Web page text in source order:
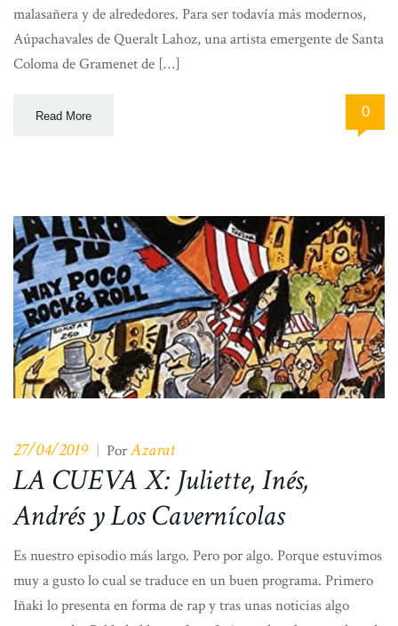
malasañera y de alrededores. Para ser todavía más modernos,
Aúpachavales de Queralt Lahoz, una artista emergente de Santa
Coloma de Gramenet de […]
Read More 0
27/04/2019 PorAzarat
LA CUEVA X: Juliette, Inés,
Andrés y Los Cavernícolas
Es nuestro episodio más largo. Pero por algo. Porque estuvimos
muy a gusto lo cual se traduce en un buen programa. Primero
Iñaki lo presenta en forma de rap y tras unas noticias algo